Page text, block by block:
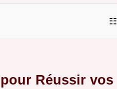
☷
Réussir vos